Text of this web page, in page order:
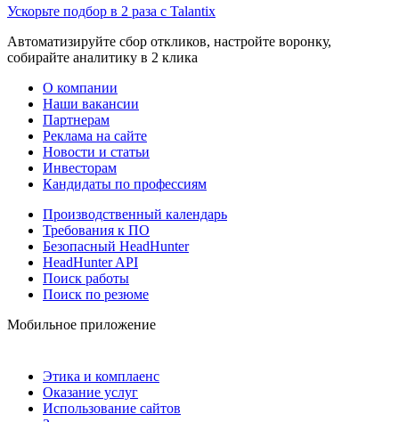
Ускорьте подбор в 2 раза с Talantix
Автоматизируйте сбор откликов, настройте воронку,
собирайте аналитику в 2 клика
О компании
Наши вакансии
Партнерам
Реклама на сайте
Новости и статьи
Инвесторам
Кандидаты по профессиям
Производственный календарь
Требования к ПО
Безопасный HeadHunter
HeadHunter API
Поиск работы
Поиск по резюме
Мобильное приложение
Этика и комплаенс
Оказание услуг
Использование сайтов